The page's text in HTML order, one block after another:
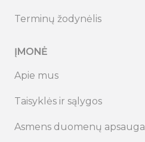
Terminų žodynėlis
ĮMONĖ
Apie mus
Taisyklės ir sąlygos
Asmens duomenų apsauga